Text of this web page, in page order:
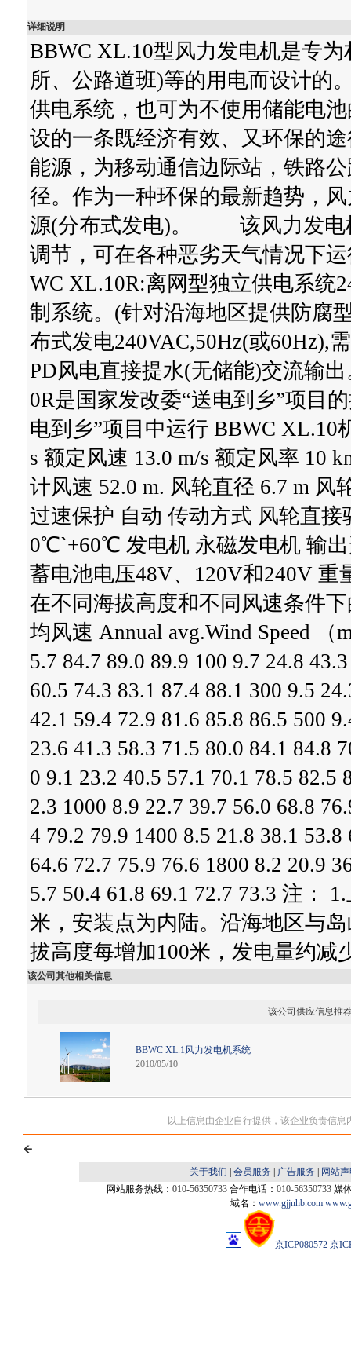
详细说明
BBWC XL.10型风力发电机是专
所、公路道班)等的用电而设计的
供电系统，也可为不使用储能电
设的一条既经济有效、又环保的
能源，为移动通信边际站，铁路
径。作为一种环保的最新趋势，
源(分布式发电)。 该风力发电
调节，可在各种恶劣天气情况
WC XL.10R:离网型独立供电系统
制系统。(针对沿海地区提供防
布式发电240VAC,50Hz(或
PD风电直接提水(无储能)交流
0R是国家发改委“送电到乡”项目
电到乡”项目中运行 BBWC XL.10
s 额定风速 13.0 m/s 额定风率 10
计风速 52.0 m. 风轮直径 6.7 m 风
过速保护 自动 传动方式 风轮直
0℃`+60℃ 发电机 永磁发电机 输
蓄电池电压48V、120V和240V 重
在不同海拔高度和不同风速条件
均风速 Annual avg.Wind Speed （
5.7 84.7 89.0 89.9 100 9.7 24.8
60.5 74.3 83.1 87.4 88.1 300 9.5
42.1 59.4 72.9 81.6 85.8 86.5 500
23.6 41.3 58.3 71.5 80.0 84.1 84.8
0 9.1 23.2 40.5 57.1 70.1 78.5 82.5
2.3 1000 8.9 22.7 39.7 56.0 68.8
4 79.2 79.9 1400 8.5 21.8 38.1
64.6 72.7 75.9 76.6 1800 8.2 20.9
5.7 50.4 61.8 69.1 72.7 73.3 注：
米，安装点为内陆。沿海地区与
拔高度每增加100米，发电量约减
该公司其他相关信息
该公司供应信息推
BBWC XL.1风力发电机系统
2010/05/10
以上信息由企业自行提供，该企业负责信
关于我们 会员服务 广告服务
网站
网站服务热线： 010-56350733 合作电话： 010-56350733 媒
域名： www.gjjnhb.com
京ICP080572 京